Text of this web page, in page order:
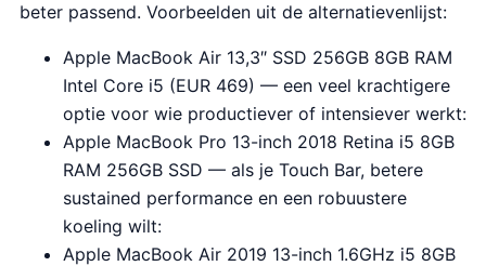
beter passend. Voorbeelden uit de alternatievenlijst:
Apple MacBook Air 13,3″ SSD 256GB 8GB RAM
Intel Core i5 (EUR 469) — een veel krachtigere
optie voor wie productiever of intensiever werkt:
Apple MacBook Pro 13-inch 2018 Retina i5 8GB
RAM 256GB SSD — als je Touch Bar, betere
sustained performance en een robuustere
koeling wilt:
Apple MacBook Air 2019 13-inch 1.6GHz i5 8GB